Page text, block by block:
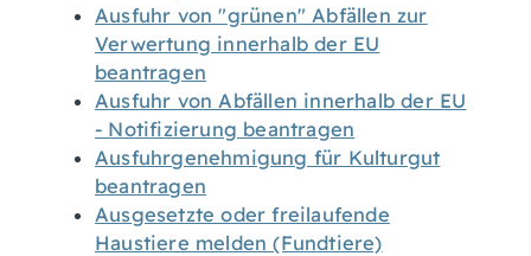
Ausfuhr von "grünen" Abfällen zur
Verwertung innerhalb der EU
beantragen
Ausfuhr von Abfällen innerhalb der EU
- Notifizierung beantragen
Ausfuhrgenehmigung für Kulturgut
beantragen
Ausgesetzte oder freilaufende
Haustiere melden (Fundtiere)